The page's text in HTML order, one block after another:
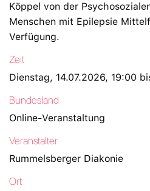
Köppel von der
Menschen mit Epilepsie
Verfügung.
Zeit
Dienstag, 14.07.2026, 19:00
Bundesland
Online-Veranstaltung
Veranstalter
Rummelsberger Diakonie
Ort